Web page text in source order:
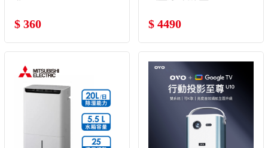
$ 360 $ 4490